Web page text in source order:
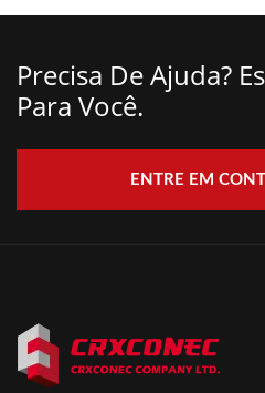
Precisa De Ajuda?
Para Você.
ENTRE EM